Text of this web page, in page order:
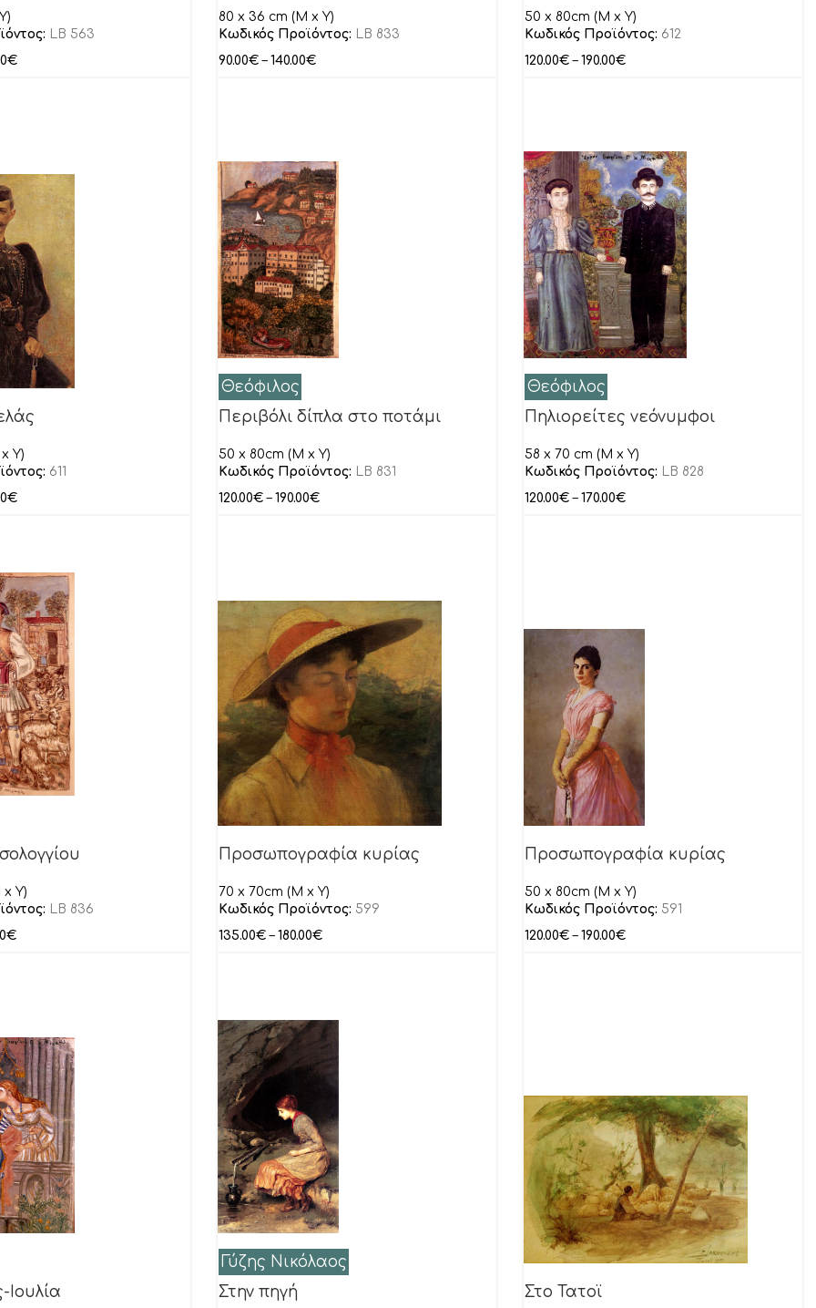
LB 563
€
80 x 36 cm (M x Y)
Κωδικός Προϊόντος: LB 833
90.00€ – 140.00€
50 x 80cm (M x Y)
Κωδικός Προϊόντος: 612
120.00€ – 190.00€
Y)
611
€
Θεόφιλος
Περιβόλι δίπλα στο ποτάμι
50 x 80cm (M x Y)
Κωδικός Προϊόντος: LB 831
120.00€ – 190.00€
Θεόφιλος
Πηλιορείτες νεόνυμφοι
58 x 70 cm (M x Y)
Κωδικός Προϊόντος: LB 828
120.00€ – 170.00€
x Y)
LB 836
€
Προσωπογραφία κυρίας
70 x 70cm (M x Y)
Κωδικός Προϊόντος: 599
135.00€ – 180.00€
Προσωπογραφία κυρίας
50 x 80cm (M x Y)
Κωδικός Προϊόντος: 591
120.00€ – 190.00€
Ιουλία
Γύζης Νικόλαος
Στην πηγή
Στο Τατοϊ